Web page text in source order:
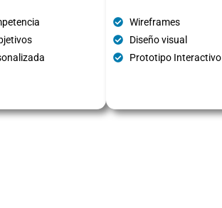
Wireframes
Diseño visual
Prototipo Interactivo